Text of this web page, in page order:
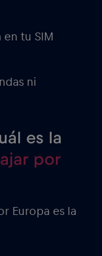
tu SIM
ni
es la
por
Europa es la